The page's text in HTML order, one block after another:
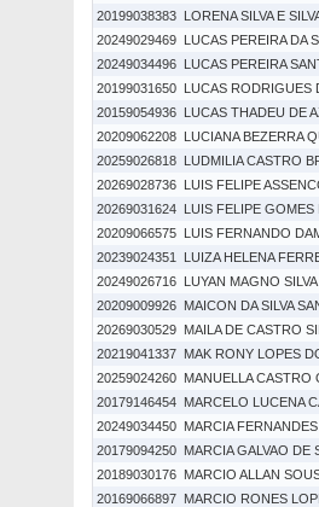
20199038383 LORENA SILVA E
20249029469 LUCAS PEREIRA DA
20249034496 LUCAS PEREIRA
20199031650 LUCAS RODRIGUES
20159054936 LUCAS THADEU DE
20209062208 LUCIANA BEZERRA
20259026818 LUDMILIA CASTRO
20269028736 LUIS FELIPE
20269031624 LUIS FELIPE GOMES
20209066575 LUIS FERNANDO
20239024351
LUIZA HELENA
20249026716 LUYAN MAGNO
20209009926 MAICON DA SILVA
20269030529 MAILA DE CASTRO
20219041337 MAK RONY LOPES
20259024260 MANUELLA CASTRO
20179146454 MARCELO LUCENA
20249034450 MARCIA
20179094250 MARCIA GALVAO DE
20189030176 MARCIO ALLAN
20169066897 MARCIO RONES